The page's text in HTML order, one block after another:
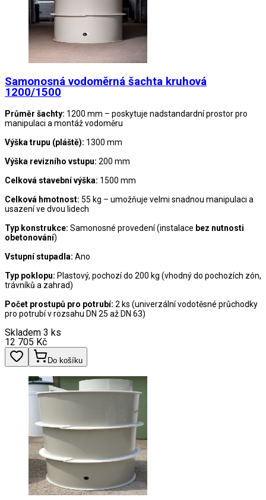
Samonosná vodoměrná šachta kruhová
1200/1500
Průměr šachty: 1200 mm – poskytuje nadstandardní prostor pro
manipulaci a montáž vodoměru
Výška trupu (pláště): 1300 mm
Výška revizního vstupu: 200 mm
Celková stavební výška: 1500 mm
Celková hmotnost: 55 kg – umožňuje velmi snadnou manipulaci a
usazení ve dvou lidech
Typ konstrukce: Samonosné provedení (instalace bez nutnosti
obetonování)
Vstupní stupadla: Ano
Typ poklopu: Plastový, pochozí do 200 kg (vhodný do pochozích zón,
trávníků a zahrad)
Počet prostupů pro potrubí: 2 ks (univerzální vodotěsné průchodky
pro potrubí v rozsahu DN 25 až DN 63)
Skladem 3 ks
12 705 Kč
Do košíku